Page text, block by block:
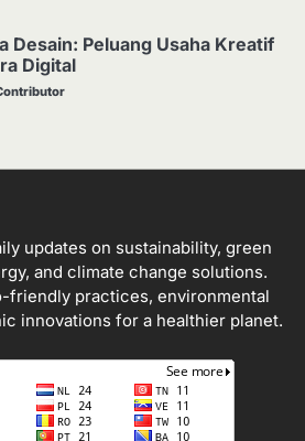
Desain: Peluang Usaha Kreatif
Digital
untuk Pemula
updates on sustainability, green
and climate change solutions.
friendly practices, environmental
innovations for a healthier planet.